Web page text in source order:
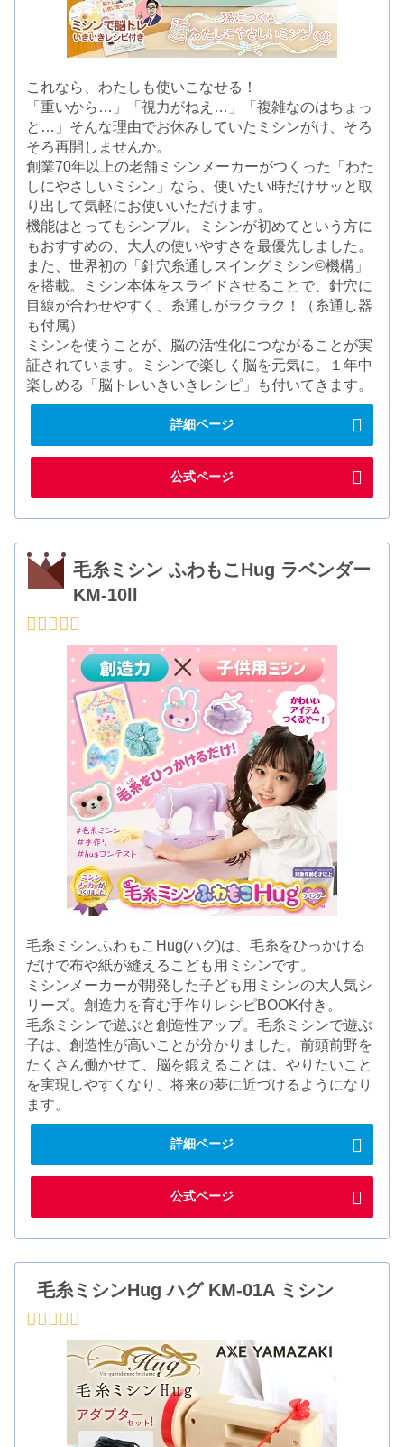
これなら、わたしも使いこなせる！
「重いから…」「視力がねえ…」「複雑なのはちょっ
と…」そんな理由でお休みしていたミシンがけ、そろ
そろ再開しませんか。
創業70年以上の老舗ミシンメーカーがつくった「わた
しにやさしいミシン」なら、使いたい時だけサッと取
り出して気軽にお使いいただけます。
機能はとってもシンプル。ミシンが初めてという方に
もおすすめの、大人の使いやすさを最優先しました。
また、世界初の「針穴糸通しスイングミシン©機構」
を搭載。ミシン本体をスライドさせることで、針穴に
目線が合わせやすく、糸通しがラクラク！（糸通し器
も付属）
ミシンを使うことが、脳の活性化につながることが実
証されています。ミシンで楽しく脳を元気に。１年中
楽しめる「脳トレいきいきレシピ」も付いてきます。
詳細ページ
公式ページ
毛糸ミシン ふわもこHug ラベンダー
KM-10ll
毛糸ミシンふわもこHug(ハグ)は、毛糸をひっかける
だけで布や紙が縫えるこども用ミシンです。
ミシンメーカーが開発した子ども用ミシンの大人気シ
リーズ。創造力を育む手作りレシピBOOK付き。
毛糸ミシンで遊ぶと創造性アップ。毛糸ミシンで遊ぶ
子は、創造性が高いことが分かりました。前頭前野を
たくさん働かせて、脳を鍛えることは、やりたいこと
を実現しやすくなり、将来の夢に近づけるようになり
ます。
詳細ページ
公式ページ
毛糸ミシンHug ハグ KM-01A ミシン